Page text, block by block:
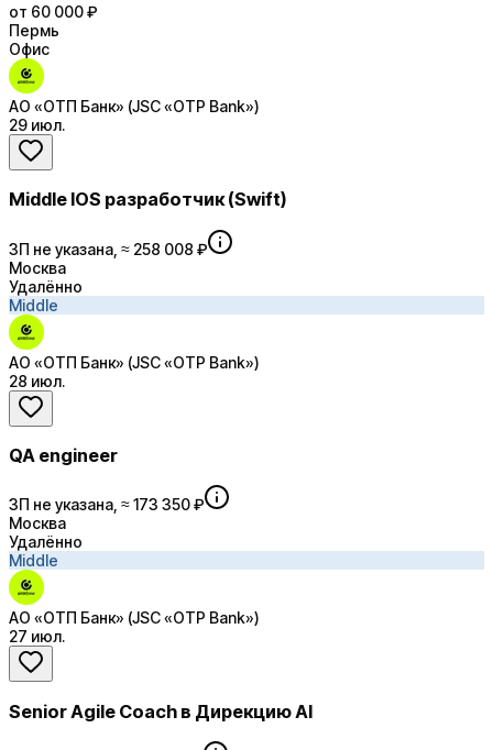
от 60 000 ₽
Пермь
Офис
АО «ОТП Банк» (JSC «OTP Bank»)
29 июл.
Middle IOS разработчик (Swift)
ЗП не указана, ≈ 258 008 ₽
Москва
Удалённо
Middle
АО «ОТП Банк» (JSC «OTP Bank»)
28 июл.
QA engineer
ЗП не указана, ≈ 173 350 ₽
Москва
Удалённо
Middle
АО «ОТП Банк» (JSC «OTP Bank»)
27 июл.
Senior Agile Coach в Дирекцию AI